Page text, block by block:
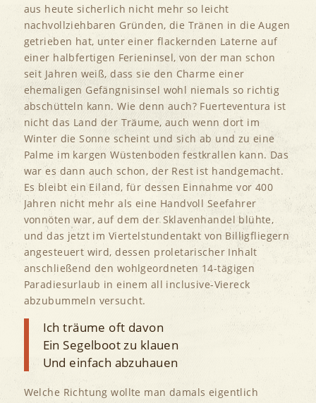
aus heute sicherlich nicht mehr so leicht
nachvollziehbaren Gründen, die Tränen in die Augen
getrieben hat, unter einer flackernden Laterne auf
einer halbfertigen Ferieninsel, von der man schon
seit Jahren weiß, dass sie den Charme einer
ehemaligen Gefängnisinsel wohl niemals so richtig
abschütteln kann. Wie denn auch? Fuerteventura ist
nicht das Land der Träume, auch wenn dort im
Winter die Sonne scheint und sich ab und zu eine
Palme im kargen Wüstenboden festkrallen kann. Das
war es dann auch schon, der Rest ist handgemacht.
Es bleibt ein Eiland, für dessen Einnahme vor 400
Jahren nicht mehr als eine Handvoll Seefahrer
vonnöten war, auf dem der Sklavenhandel blühte,
und das jetzt im Viertelstundentakt von Billigfliegern
angesteuert wird, dessen proletarischer Inhalt
anschließend den wohlgeordneten 14-tägigen
Paradiesurlaub in einem all inclusive-Viereck
abzubummeln versucht.
Ich träume oft davon
Ein Segelboot zu klauen
Und einfach abzuhauen
Welche Richtung wollte man damals eigentlich